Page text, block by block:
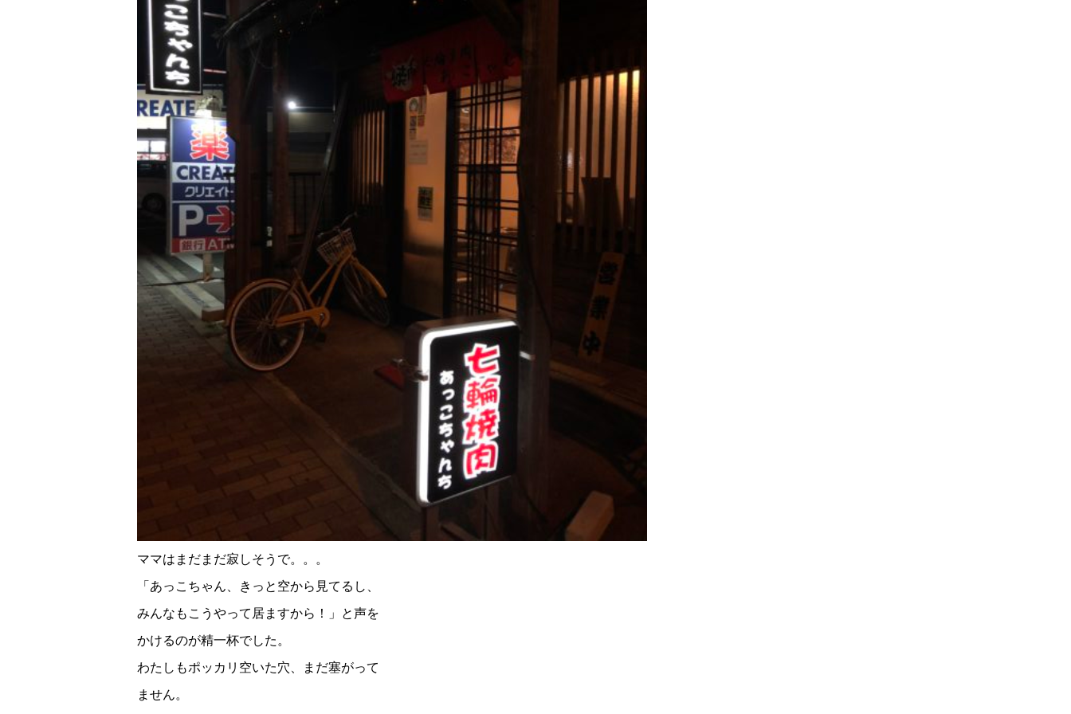
ママはまだまだ寂しそうで。。。
「あっこちゃん、きっと空から見てるし、
みんなもこうやって居ますから！」と声を
かけるのが精一杯でした。
わたしもポッカリ空いた穴、まだ塞がって
ません。